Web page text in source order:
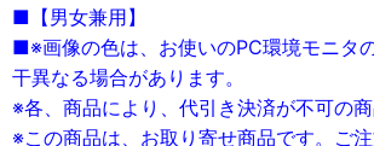
■【男女兼用】
■※画像の色は、お使いのPC環境モニタ
干異なる場合があります。
※各、商品により、代引き決済が不可の商
※この商品は、お取り寄せ商品です。ご